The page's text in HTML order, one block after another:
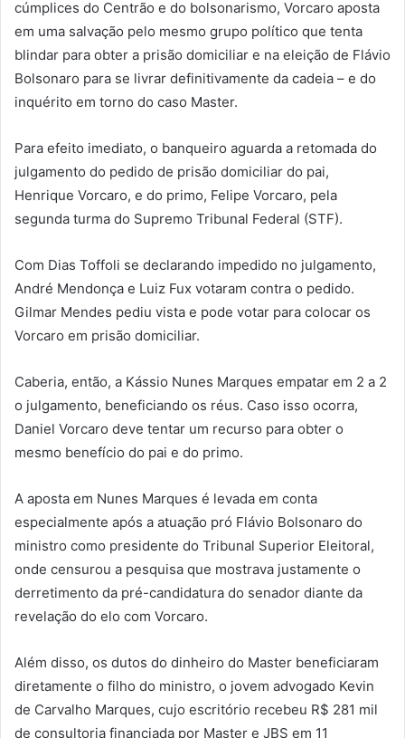
cúmplices do Centrão e do bolsonarismo, Vorcaro aposta
em uma salvação pelo mesmo grupo político que tenta
blindar para obter a prisão domiciliar e na eleição de Flávio
Bolsonaro para se livrar definitivamente da cadeia – e do
inquérito em torno do caso Master.
Para efeito imediato, o banqueiro aguarda a retomada do
julgamento do pedido de prisão domiciliar do pai,
Henrique Vorcaro, e do primo, Felipe Vorcaro, pela
segunda turma do Supremo Tribunal Federal (STF).
Com Dias Toffoli se declarando impedido no julgamento,
André Mendonça e Luiz Fux votaram contra o pedido.
Gilmar Mendes pediu vista e pode votar para colocar os
Vorcaro em prisão domiciliar.
Caberia, então, a Kássio Nunes Marques empatar em 2 a 2
o julgamento, beneficiando os réus. Caso isso ocorra,
Daniel Vorcaro deve tentar um recurso para obter o
mesmo benefício do pai e do primo.
A aposta em Nunes Marques é levada em conta
especialmente após a atuação pró Flávio Bolsonaro do
ministro como presidente do Tribunal Superior Eleitoral,
onde censurou a pesquisa que mostrava justamente o
derretimento da pré-candidatura do senador diante da
revelação do elo com Vorcaro.
Além disso, os dutos do dinheiro do Master beneficiaram
diretamente o filho do ministro, o jovem advogado Kevin
de Carvalho Marques, cujo escritório recebeu R$ 281 mil
de consultoria financiada por Master e JBS em 11